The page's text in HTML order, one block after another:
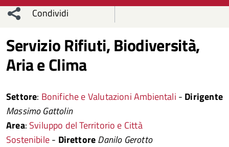
Condividi
sui social
network
Condividi
Condividi
Facebook
Condividi
su
Condividi
Facebook
su
Servizio Rifiuti, Biodiversità,
Aria e Clima
Settore: Bonifiche e Valutazioni Ambientali - Dirigente
Massimo Gattolin
Area: Sviluppo del Territorio e Città
Sostenibile- DirettoreDanilo Gerotto